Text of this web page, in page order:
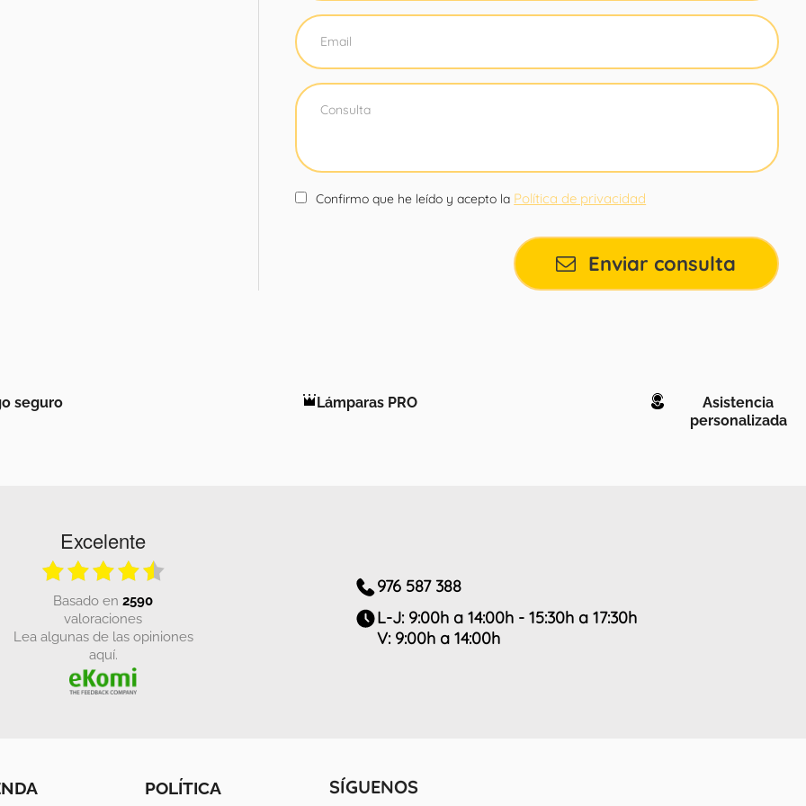
Confirmo que he leído y acepto la Política de privacidad
Enviar consulta
seguro Lámparas PRO
Asistencia
personalizada
Excelente
basado en 2590
valoraciones
Lea algunas de las opiniones
aquí.
976 587 388
L-J: 9:00h a 14:00h - 15:30h a 17:30h
V: 9:00h a 14:00h
POLÍTICA SÍGUENOS